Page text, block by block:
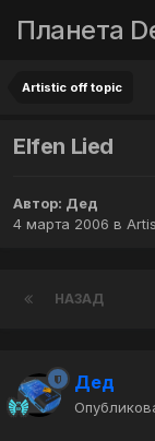
Планета
Artistic off topic
Elfen Lied
Автор: Дед
4 марта 2006 в
НАЗАД
Дед